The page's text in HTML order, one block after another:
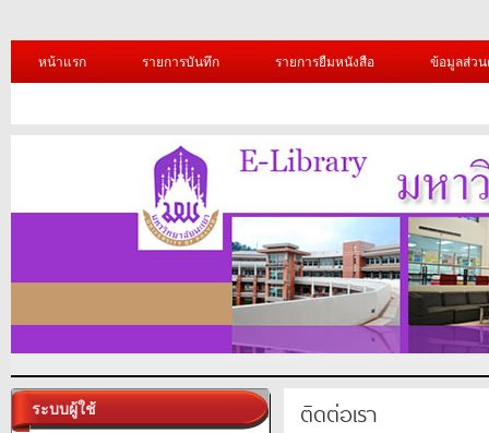
หน้าแรก รายการบันทึก รายการยืมหนังสือ ข้อมูลส่ว
ระบบผู้ใช้ ติดต่อเรา